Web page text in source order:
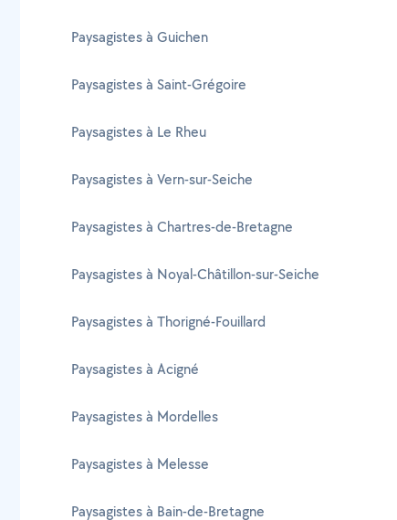
Paysagistes à Guichen
Paysagistes à Saint-Grégoire
Paysagistes à Le Rheu
Paysagistes à Vern-sur-Seiche
Paysagistes à Chartres-de-Bretagne
Paysagistes à Noyal-Châtillon-sur-Seiche
Paysagistes à Thorigné-Fouillard
Paysagistes à Acigné
Paysagistes à Mordelles
Paysagistes à Melesse
Paysagistes à Bain-de-Bretagne